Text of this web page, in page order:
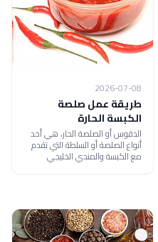
2026-07-08
طريقة عمل صلصة
الكبسة الحارة
الدقوس أو الصلصة الحار، هي أحد
أنواع الصلصة أو السلطة التي تقدم
مع الكبسة والمندي الخليجي